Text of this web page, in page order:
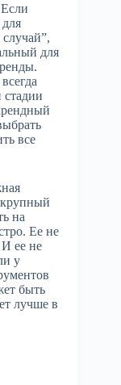
для
все
на
Ее не
И ее не
у
быть
лучше в